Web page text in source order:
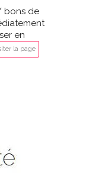
bons de
en
la page